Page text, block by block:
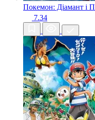
Покемон: Діамант і
7.34